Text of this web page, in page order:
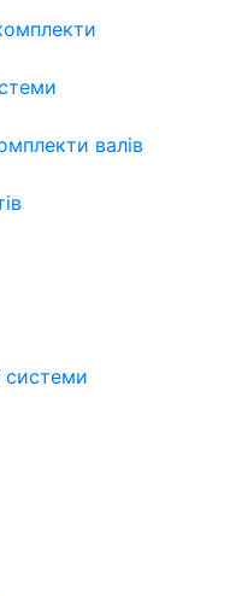
валів
системи